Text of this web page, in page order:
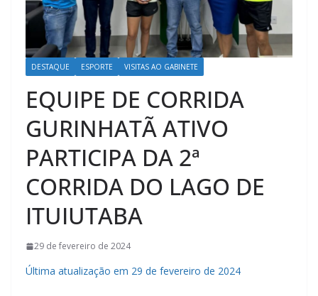
DESTAQUE ESPORTE VISITAS AO GABINETE
EQUIPE DE CORRIDA
GURINHATÃ ATIVO
PARTICIPA DA 2ª
CORRIDA DO LAGO DE
ITUIUTABA
29 de fevereiro de 2024
Última atualização em 29 de fevereiro de 2024